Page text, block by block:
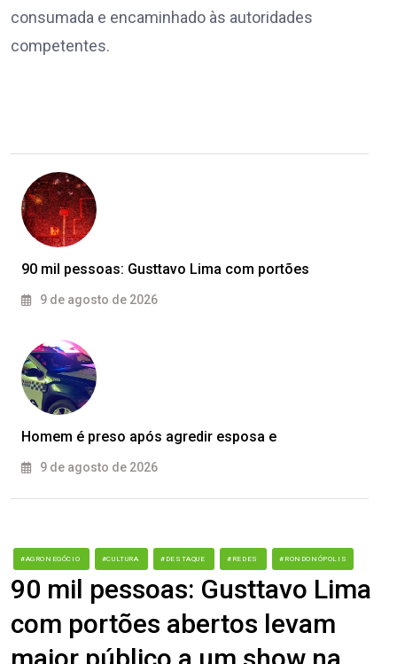
consumada e encaminhado às autoridades
competentes.
90 mil pessoas: Gusttavo Lima com portões
9 de agosto de 2026
Homem é preso após agredir esposa e
9 de agosto de 2026
#AGRONEGÓCIO #CULTURA #DESTAQUE #REDES #RONDONÓPOLIS
90 mil pessoas: Gusttavo Lima
com portões abertos levam